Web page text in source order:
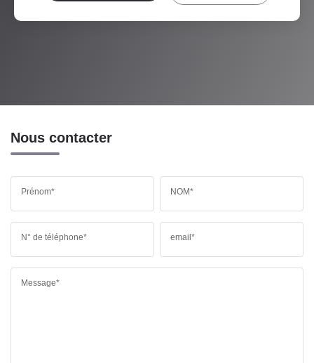
Nous contacter
Prénom* NOM*
N° de téléphone* email*
Message*